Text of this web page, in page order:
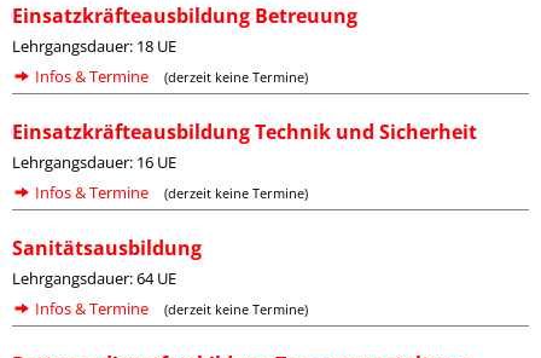
Einsatzkräfteausbildung Betreuung
Lehrgangsdauer: 18 UE
Infos & Termine
(derzeit keine Termine)
Einsatzkräfteausbildung Technik und Sicherheit
Lehrgangsdauer: 16 UE
Infos & Termine
(derzeit keine Termine)
Sanitätsausbildung
Lehrgangsdauer: 64 UE
Infos & Termine
(derzeit keine Termine)